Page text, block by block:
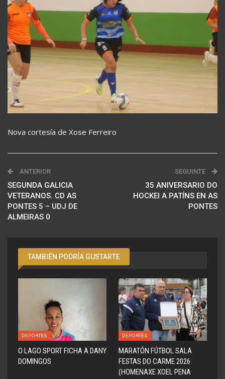
Nova cortesía de Xose Ferreiro
ANTERIOR
SEGUNDA GALICIA
VETERANOS. CD AS
PONTES 5 – UDJ DE
ALMEIRAS 0
SEGUINTE
35 ANIVERSARIO DO
HOCKEI A PATÍNS EN AS
PONTES
TAMBIÉN PODRÍA GUSTARTE
DEPORTES
O LAGO SPORT FICHA A DANY
DOMINGOS
DEPORTES
MARATÓN FÚTBOL SALA
FESTAS DO CARME 2026
(HOMENAXE XOEL PENA